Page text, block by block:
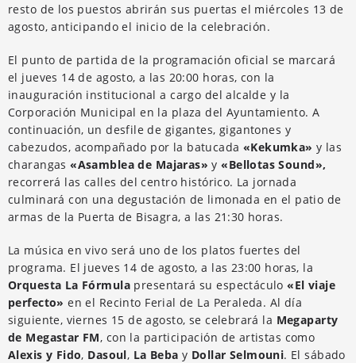
resto de los puestos abrirán sus puertas el miércoles 13 de
agosto, anticipando el inicio de la celebración.
El punto de partida de la programación oficial se marcará
el jueves 14 de agosto, a las 20:00 horas, con la
inauguración institucional a cargo del alcalde y la
Corporación Municipal en la plaza del Ayuntamiento. A
continuación, un desfile de gigantes, gigantones y
cabezudos, acompañado por la batucada «Kekumka» y las
charangas«Asamblea de Majaras» y «Bellotas Sound»,
recorrerá las calles del centro histórico. La jornada
culminará con una degustación de limonada en el patio de
armas de la Puerta de Bisagra, a las 21:30 horas.
La música en vivo será uno de los platos fuertes del
programa. El jueves 14 de agosto, a las 23:00 horas, la
Orquesta La Fórmulapresentará su espectáculo«El viaje
perfecto» en el Recinto Ferial de La Peraleda. Al día
siguiente, viernes 15 de agosto, se celebrará la Megaparty
de Megastar FM, con la participación de artistas como
Alexis y Fido, Dasoul, La Beba y Dollar Selmouni. El sábado